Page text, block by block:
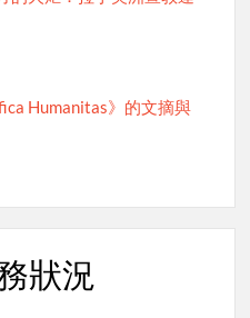
Humanitas》的文摘與
狀況